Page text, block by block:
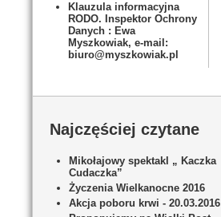
Klauzula informacyjna
RODO. Inspektor Ochrony
Danych : Ewa
Myszkowiak, e-mail:
biuro@myszkowiak.pl
Najczęściej czytane
Mikołajowy spektakl „ Kaczka
Cudaczka”
Życzenia Wielkanocne 2016
Akcja poboru krwi - 20.03.2016